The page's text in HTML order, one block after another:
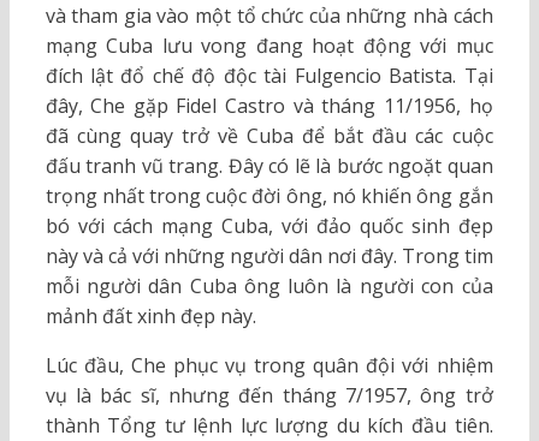
và tham gia vào một tổ chức của những nhà cách
mạng Cuba lưu vong đang hoạt động với mục
đích lật đổ chế độ độc tài Fulgencio Batista. Tại
đây, Che gặp Fidel Castro và tháng 11/1956, họ
đã cùng quay trở về Cuba để bắt đầu các cuộc
đấu tranh vũ trang. Đây có lẽ là bước ngoặt quan
trọng nhất trong cuộc đời ông, nó khiến ông gắn
bó với cách mạng Cuba, với đảo quốc sinh đẹp
này và cả với những người dân nơi đây. Trong tim
mỗi người dân Cuba ông luôn là người con của
mảnh đất xinh đẹp này.
Lúc đầu, Che phục vụ trong quân đội với nhiệm
vụ là bác sĩ, nhưng đến tháng 7/1957, ông trở
thành Tổng tư lệnh lực lượng du kích đầu tiên.